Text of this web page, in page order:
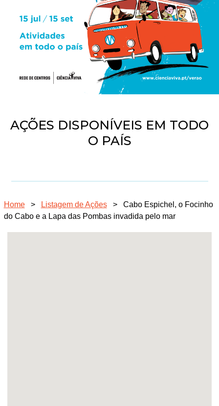
AÇÕES DISPONÍVEIS EM TODO
O PAÍS
Home > Listagem de Ações >
Cabo Espichel, o Focinho
do Cabo e a Lapa das Pombas invadida pelo mar